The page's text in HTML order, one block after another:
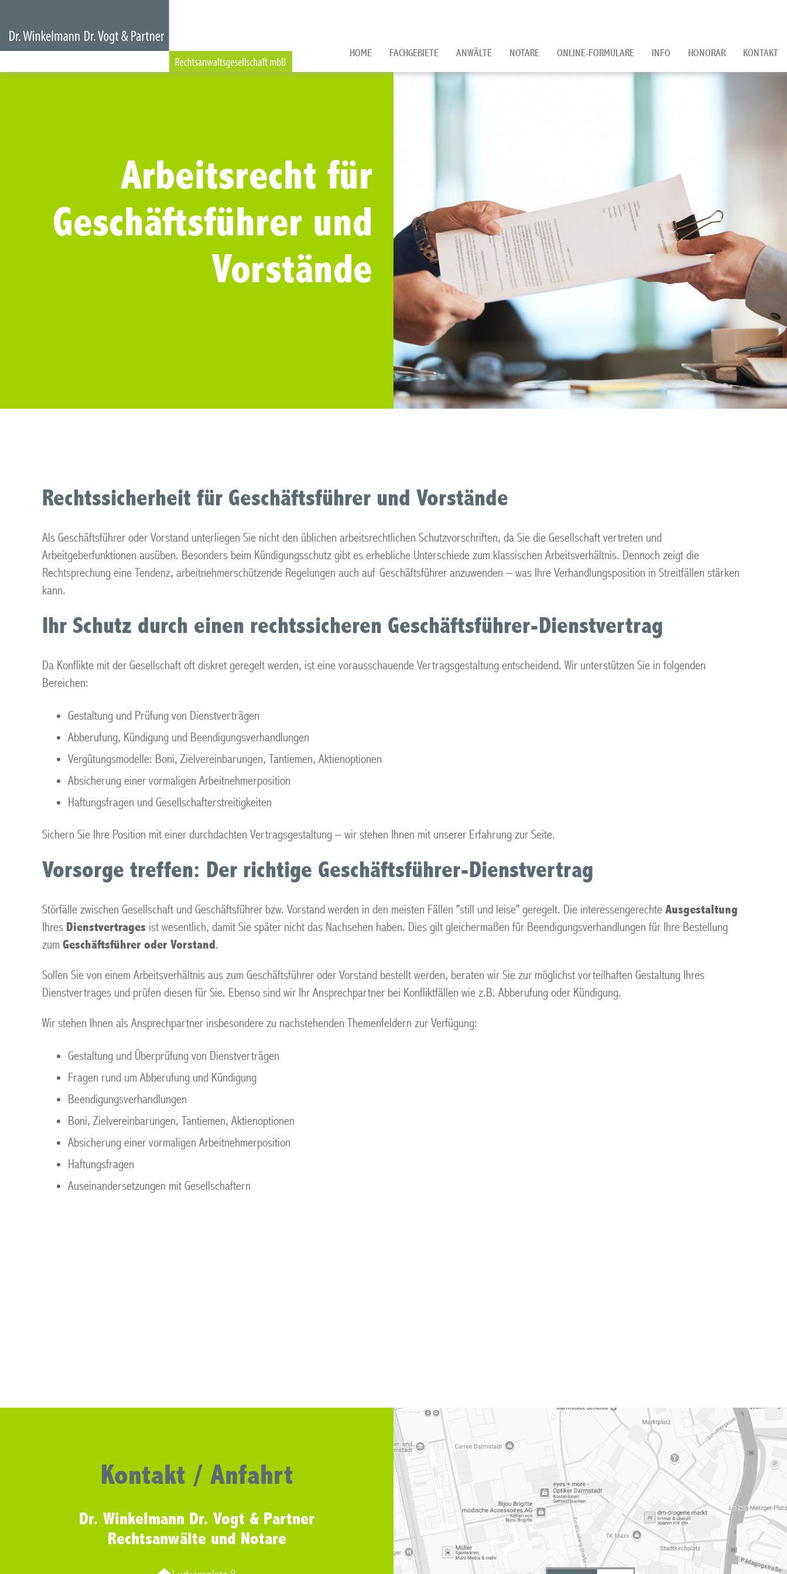
HOME FACHGEBIETE ANWÄLTE NOTARE ONLINE-FORMULARE INFO HONORAR KONTAKT
Arbeitsrecht für
Geschäftsführer und
Vorstände
Rechtssicherheit für Geschäftsführer und Vorstände
Als Geschäftsführer oder Vorstand unterliegen Sie nicht den üblichen arbeitsrechtlichen Schutzvorschriften, da Sie die Gesellschaft vertreten und
Arbeitgeberfunktionen ausüben. Besonders beim Kündigungsschutz gibt es erhebliche Unterschiede zum klassischen Arbeitsverhältnis. Dennoch zeigt die
Rechtsprechung eine Tendenz, arbeitnehmerschützende Regelungen auch auf Geschäftsführer anzuwenden – was Ihre Verhandlungsposition in Streitfällen stärken
kann.
Ihr Schutz durch einen rechtssicheren Geschäftsführer-Dienstvertrag
Da Konflikte mit der Gesellschaft oft diskret geregelt werden, ist eine vorausschauende Vertragsgestaltung entscheidend. Wir unterstützen Sie in folgenden
Bereichen:
Gestaltung und Prüfung von Dienstverträgen
Abberufung, Kündigung und Beendigungsverhandlungen
Vergütungsmodelle: Boni, Zielvereinbarungen, Tantiemen, Aktienoptionen
Absicherung einer vormaligen Arbeitnehmerposition
Haftungsfragen und Gesellschafterstreitigkeiten
Sichern Sie Ihre Position mit einer durchdachten Vertragsgestaltung – wir stehen Ihnen mit unserer Erfahrung zur Seite.
Vorsorge treffen: Der richtige Geschäftsführer-Dienstvertrag
Störfälle zwischen Gesellschaft und Geschäftsführer bzw. Vorstand werden in den meisten Fällen "still und leise" geregelt. Die interessengerechte Ausgestaltung
Ihres Dienstvertrages ist wesentlich, damit Sie später nicht das Nachsehen haben. Dies gilt gleichermaßen für Beendigungsverhandlungen für Ihre Bestellung
zum Geschäftsführer oder Vorstand.
Sollen Sie von einem Arbeitsverhältnis aus zum Geschäftsführer oder Vorstand bestellt werden, beraten wir Sie zur möglichst vorteilhaften Gestaltung Ihres
Dienstvertrages und prüfen diesen für Sie. Ebenso sind wir Ihr Ansprechpartner bei Konfliktfällen wie z.B. Abberufung oder Kündigung.
Wir stehen Ihnen als Ansprechpartner insbesondere zu nachstehenden Themenfeldern zur Verfügung:
Gestaltung und Überprüfung von Dienstverträgen
Fragen rund um Abberufung und Kündigung
Beendigungsverhandlungen
Boni, Zielvereinbarungen, Tantiemen, Aktienoptionen
Absicherung einer vormaligen Arbeitnehmerposition
Haftungsfragen
Auseinandersetzungen mit Gesellschaftern
Kontakt / Anfahrt
Dr. Winkelmann Dr. Vogt & Partner
Rechtsanwälte und Notare